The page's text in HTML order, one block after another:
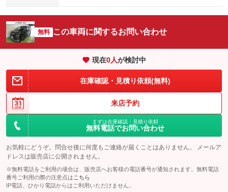
無料 この車両に関するお問い合わせ
現在0人が検討中
在庫確認・見積り依頼(無料)
来店予約
まずは在庫確認・見積り依頼
無料電話でお問い合わせ
お気軽にどうぞ。問合せ後に何度もご連絡が届くことはありません。 メールア
ドレスは販売店に公開されません。
※無料電話をご利用の場合は、販売店へお客様の電話番号が通知されます。無料電話
番号ご利用の際の注意点は こちら
IP電話、ひかり電話からはご利用いただけません。